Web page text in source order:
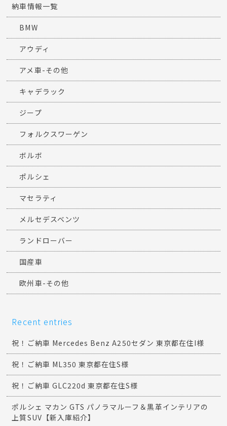
納車情報一覧
BMW
アウディ
アメ車-その他
キャデラック
ジープ
フォルクスワーゲン
ボルボ
ポルシェ
マセラティ
メルセデスベンツ
ランドローバー
国産車
欧州車-その他
Recent entries
祝！ご納車 Mercedes Benz A250セダン 東京都在住I様
祝！ご納車 ML350 東京都在住S様
祝！ご納車 GLC220d 東京都在住S様
ポルシェ マカン GTS パノラマルーフ＆黒革インテリアの
上質SUV【新入庫紹介】